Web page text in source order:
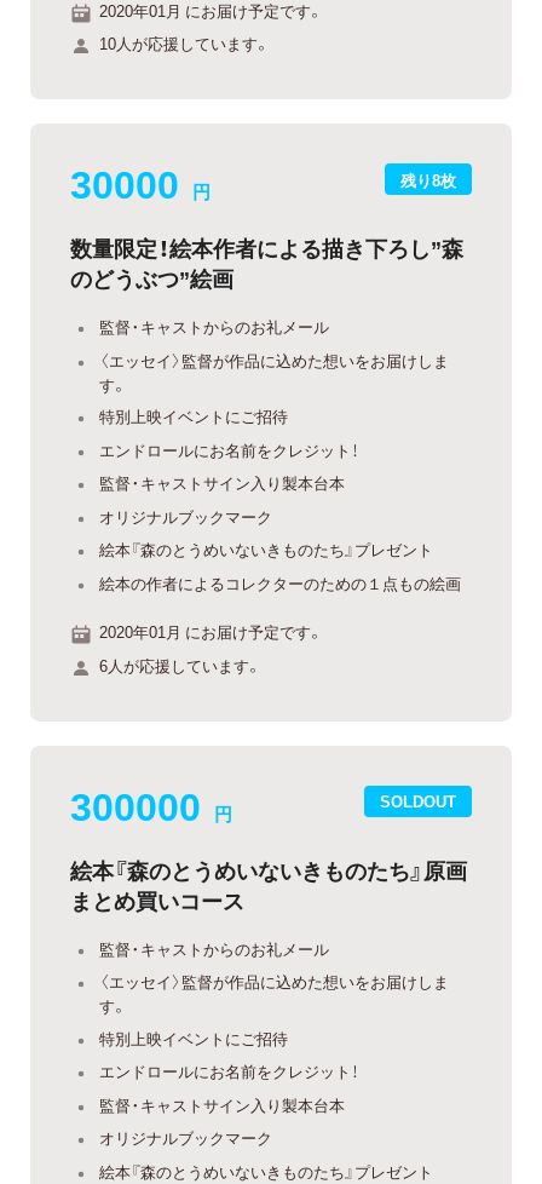
2020年01月 にお届け予定です。
10人が応援しています。
残り8枚
30000 円
数量限定！絵本作者による描き下ろし”森
のどうぶつ”絵画
監督・キャストからのお礼メール
〈エッセイ〉監督が作品に込めた想いをお届けしま
す。
特別上映イベントにご招待
エンドロールにお名前をクレジット！
監督・キャストサイン入り製本台本
オリジナルブックマーク
絵本『森のとうめいないきものたち』プレゼント
絵本の作者によるコレクターのための１点もの絵画
2020年01月 にお届け予定です。
6人が応援しています。
SOLDOUT
300000 円
絵本『森のとうめいないきものたち』原画
まとめ買いコース
監督・キャストからのお礼メール
〈エッセイ〉監督が作品に込めた想いをお届けしま
す。
特別上映イベントにご招待
エンドロールにお名前をクレジット！
監督・キャストサイン入り製本台本
オリジナルブックマーク
絵本『森のとうめいないきものたち』プレゼント